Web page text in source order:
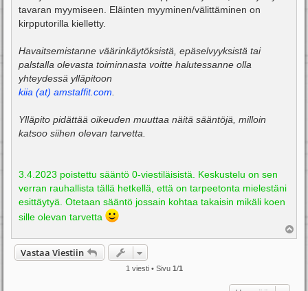
tavaran myymiseen. Eläinten myyminen/välittäminen on
kirpputorilla kielletty.
Havaitsemistanne väärinkäytöksistä, epäselvyyksistä tai
palstalla olevasta toiminnasta voitte halutessanne olla
yhteydessä ylläpitoon
kiia (at) amstaffit.com
Ylläpito pidättää oikeuden muuttaa näitä sääntöjä, milloin
katsoo siihen olevan tarvetta.
3.4.2023 poistettu sääntö 0-viestiläisistä. Keskustelu on sen
verran rauhallista tällä hetkellä, että on tarpeetonta mielestäni
esittäytyä. Otetaan sääntö jossain kohtaa takaisin mikäli koen
sille olevan tarvetta
l
Vastaa Viestiin
1 viesti • Sivu 1/1